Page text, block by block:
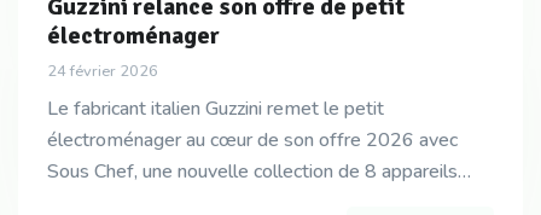
Guzzini relance son offre de petit
électroménager
24 février 2026
Le fabricant italien Guzzini remet le petit
électroménager au cœur de son offre 2026 avec
Sous Chef, une nouvelle collection de 8 appareils